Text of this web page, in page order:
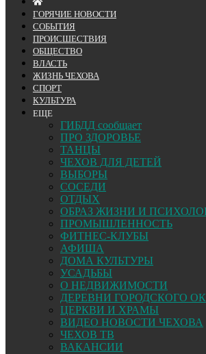
ГОРЯЧИЕ НОВОСТИ
СОБЫТИЯ
ПРОИСШЕСТВИЯ
ОБЩЕСТВО
ВЛАСТЬ
ЖИЗНЬ ЧЕХОВА
СПОРТ
КУЛЬТУРА
ЕЩЕ
ГИБДД сообщает
ПРО ЗДОРОВЬЕ
ТАНЦЫ
ЧЕХОВ ДЛЯ ДЕТЕЙ
ВЫБОРЫ
СОСЕДИ
ОТДЫХ
ОБРАЗ ЖИЗНИ И
ПРОМЫШЛЕННОСТЬ
ФИТНЕС-КЛУБЫ
АФИША
ДОМА КУЛЬТУРЫ
УСАДЬБЫ
О НЕДВИЖИМОСТИ
ДЕРЕВНИ ГОРОДСКОГО
ЦЕРКВИ И ХРАМЫ
ВИДЕО НОВОСТИ ЧЕХОВА
ЧЕХОВ ТВ
ВАКАНСИИ